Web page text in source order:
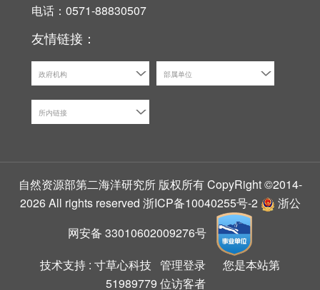
电话：0571-88830507
友情链接：
政府机构 部属单位
所内链接
自然资源部第二海洋研究所 版权所有 CopyRight ©2014-
2026 All rights reserved 浙ICP备10040255号-2
浙公
网安备 33010602009276号
技术支持 : 寸草心科技 管理登录
您是本站第
51989779 位访客者